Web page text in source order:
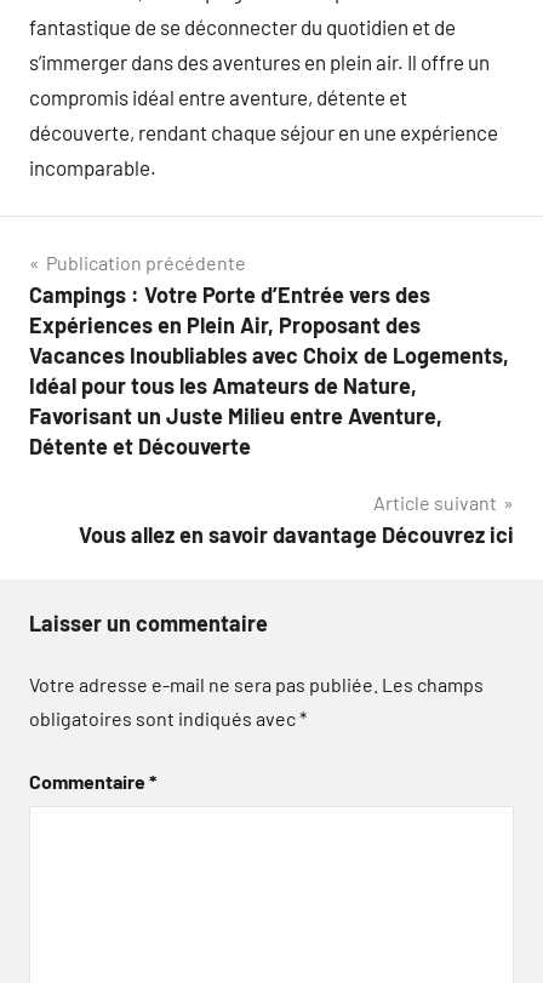
fantastique de se déconnecter du quotidien et de
s’immerger dans des aventures en plein air. Il offre un
compromis idéal entre aventure, détente et
découverte, rendant chaque séjour en une expérience
incomparable.
Navigation
de
l’article
Publication précédente
Campings : Votre Porte d’Entrée vers des
Expériences en Plein Air, Proposant des
Vacances Inoubliables avec Choix de Logements,
Idéal pour tous les Amateurs de Nature,
Favorisant un Juste Milieu entre Aventure,
Détente et Découverte
Article suivant
Vous allez en savoir davantage Découvrez ici
Laisser un commentaire
Votre adresse e-mail ne sera pas publiée. Les champs
obligatoires sont indiqués avec*
Commentaire*